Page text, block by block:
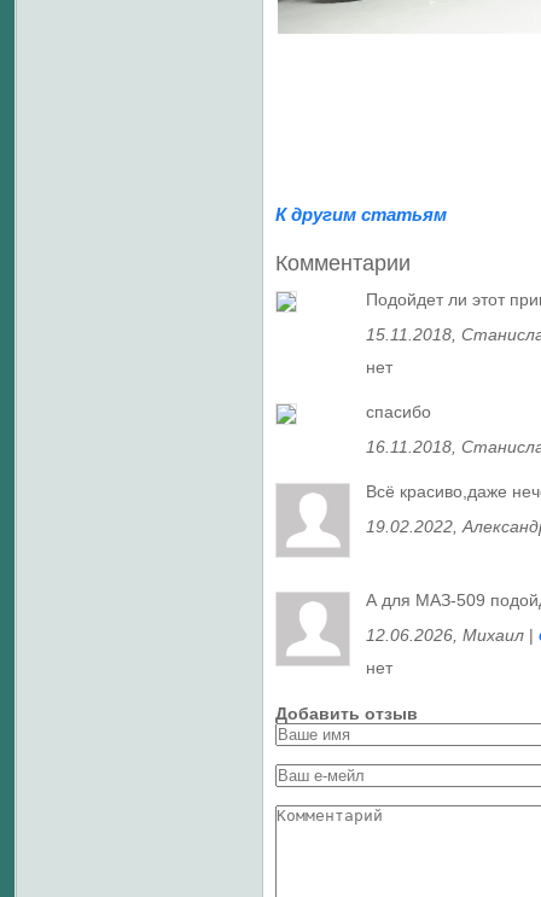
К другим статьям
Комментарии
Подойдет ли этот
15.11.2018,
нет
спасибо
16.11.2018,
Всё красиво,даже
19.02.2022,
А для МАЗ-509
12.06.2026, Михаил |
нет
Добавить отзыв